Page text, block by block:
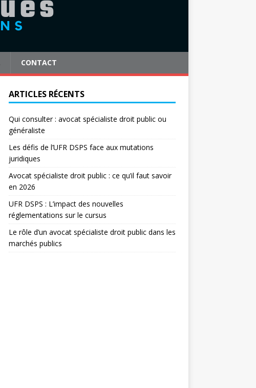
CONTACT
ARTICLES RÉCENTS
Qui consulter : avocat spécialiste droit public ou
généraliste
Les défis de l’UFR DSPS face aux mutations
juridiques
Avocat spécialiste droit public : ce qu’il faut savoir
en 2026
UFR DSPS : L’impact des nouvelles
réglementations sur le cursus
Le rôle d’un avocat spécialiste droit public dans les
marchés publics